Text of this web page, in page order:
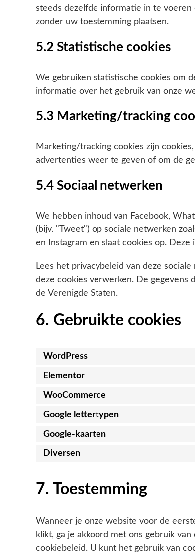
steeds dezelfde informatie in te
zonder uw toestemming plaatsen.
5.2 Statistische cookies
We gebruiken statistische cookies om
informatie over het gebruik van onze
5.3 Marketing/tracking
Marketing/tracking cookies zijn
advertenties weer te geven of om de
5.4 Sociaal netwerken
We hebben inhoud van Facebook,
(bijv. "Tweet") op sociale netwerken
en Instagram en slaat cookies op.
Lees het privacybeleid van deze
deze cookies verwerken. De gegevens
de Verenigde Staten.
6. Gebruikte cookies
WordPress
Elementor
WooCommerce
Google lettertypen
Google-kaarten
Diversen
7. Toestemming
Wanneer je onze website voor de
klikt, ga je akkoord met ons gebruik
cookiebeleid. U kunt het gebruik van